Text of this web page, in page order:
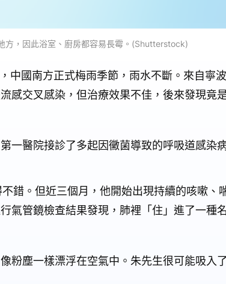
方，因此浴室、廚房都容易長霉。(Shutterstock)
中國南方正式梅雨季節，雨水不斷。來自寧
感交叉感染，但治療效果不佳，後來發現竟
一醫院接診了多起因黴菌導致的呼吸道感染
錯。但近三個月，他開始出現持續的咳嗽、
氣管鏡檢查結果發現，肺裡「住」進了一種
粉塵一樣漂浮在空氣中。朱先生很可能吸入